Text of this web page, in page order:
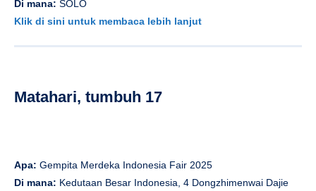
Di mana: SOLO
Klik di sini untuk membaca lebih lanjut
Matahari, tumbuh 17
Apa: Gempita Merdeka Indonesia Fair 2025
Di mana: Kedutaan Besar Indonesia, 4 Dongzhimenwai Dajie